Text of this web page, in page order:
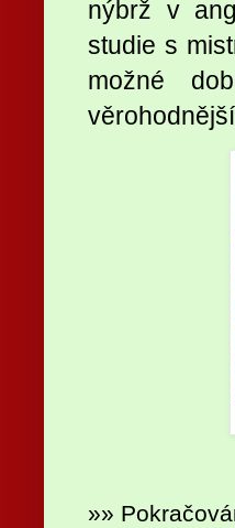
nýbrž v
studie s
možné
»»